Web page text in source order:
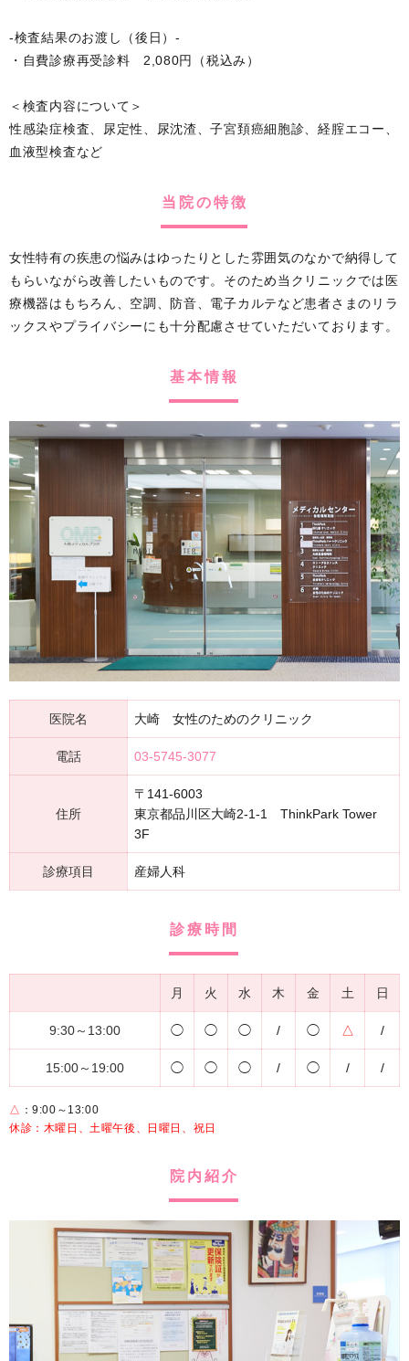
-検査結果のお渡し（後日）-
・自費診療再受診料 2,080円（税込み）
＜検査内容について＞
性感染症検査、尿定性、尿沈渣、子宮頚癌細胞診、経腟エコー、
血液型検査など
当院の特徴
女性特有の疾患の悩みはゆったりとした雰囲気のなかで納得して
もらいながら改善したいものです。そのため当クリニックでは医
療機器はもちろん、空調、防音、電子カルテなど患者さまのリラ
ックスやプライバシーにも十分配慮させていただいております。
基本情報
医院名 大崎 女性のためのクリニック
電話 03-5745-3077
住所
〒141-6003
東京都品川区大崎2-1-1 ThinkPark Tower
3F
診療項目 産婦人科
診療時間
月 火 水 木 金 土 日
9:30～13:00 ◯ ◯ ◯ / ◯ △ /
15:00～19:00 ◯ ◯ ◯ / ◯ / /
△ ：9:00～13:00
休診：木曜日、土曜午後、日曜日、祝日
院内紹介